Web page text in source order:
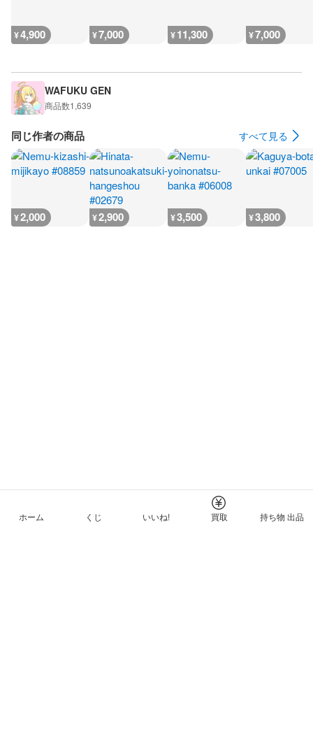
¥4,900 ¥7,000 ¥11,300 ¥7,000
WAFUKU GEN
商品数1,639
同じ作者の商品 すべて見る
¥2,000 ¥2,900 ¥3,500 ¥3,800
ホーム くじ いいね! 買取 持ち物 出品